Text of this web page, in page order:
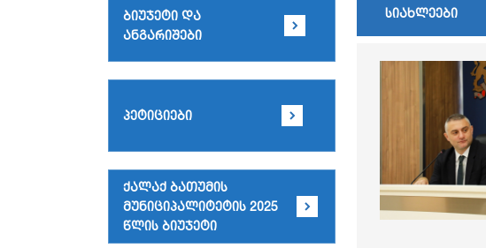
ბიუჯეტი და
ანგარიშები
პეტიციები
ქალაქ ბათუმის
მუნიციპალიტეტის 2025
წლის ბიუჯეტი
სიახლეები